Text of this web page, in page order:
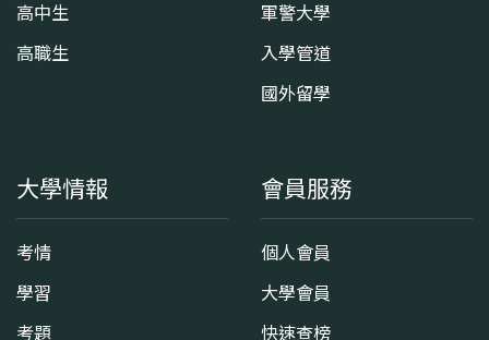
高中生
高職生
軍警大學
入學管道
國外留學
大學情報
考情
學習
考題
會員服務
個人會員
大學會員
快速查榜